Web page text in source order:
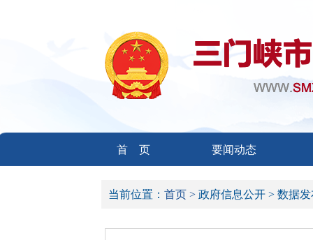
首 页 要闻动态
当前位置： 首页 > 政府信息公开 > 数据